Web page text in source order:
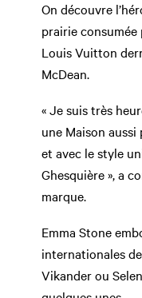
On découvre
prairie
Louis Vuitton
McDean.
« Je suis très
une Maison
et avec le style
Ghesquière », a
marque.
Emma Stone
internationales
Vikander ou